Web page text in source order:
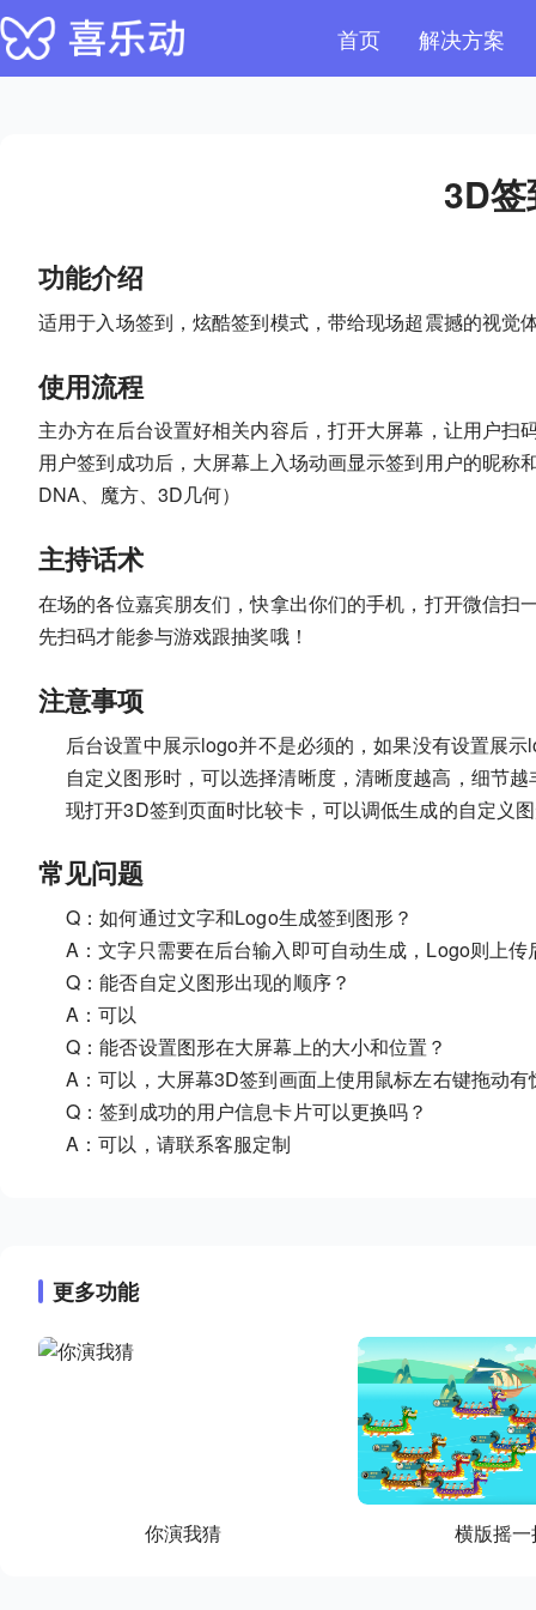
首页 解决方案
3D
功能介绍
适用于入场签到，炫酷签到模式，带给现场超震撼的视觉
使用流程
主办方在后台设置好相关内容后，打开大屏幕，让用户扫
用户签到成功后，大屏幕上入场动画显示签到用户的昵
DNA、魔方、3D几何）
主持话术
在场的各位嘉宾朋友们，快拿出你们的手机，打开微信
先扫码才能参与游戏跟抽奖哦！
注意事项
后台设置中展示logo并不是必须的，如果没有设置展
自定义图形时，可以选择清晰度，清晰度越高，细节
现打开3D签到页面时比较卡，可以调低生成的自定义
常见问题
Q：如何通过文字和Logo生成签到图形？
A：文字只需要在后台输入即可自动生成，Logo则上
Q：能否自定义图形出现的顺序？
A：可以
Q：能否设置图形在大屏幕上的大小和位置？
A：可以，大屏幕3D签到画面上使用鼠标左右键拖动有
Q：签到成功的用户信息卡片可以更换吗？
A：可以，请联系客服定制
更多功能
你演我猜 横版摇一